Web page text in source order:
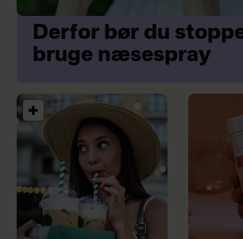
Derfor bør du
bruge næsespray